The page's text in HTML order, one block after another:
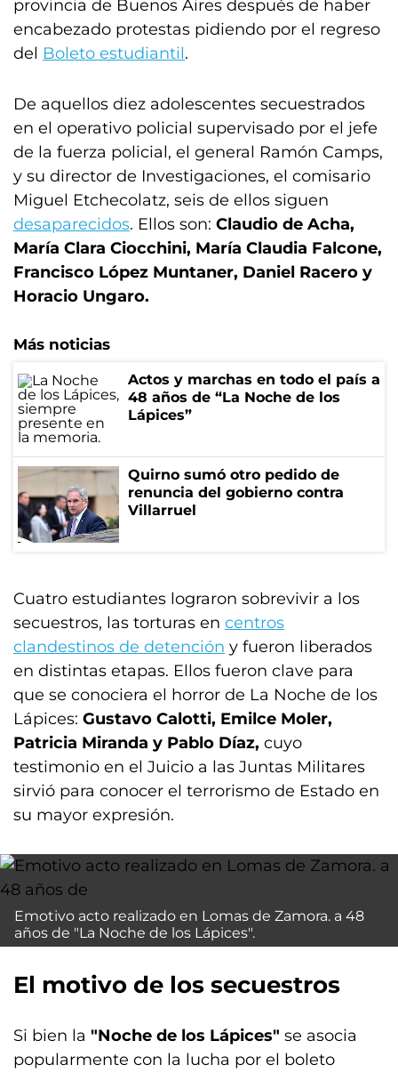
provincia de Buenos Aires después de haber
encabezado protestas pidiendo por el regreso
del Boleto estudiantil.
De aquellos diez adolescentes secuestrados
en el operativo policial supervisado por el jefe
de la fuerza policial, el general Ramón Camps,
y su director de Investigaciones, el comisario
Miguel Etchecolatz, seis de ellos siguen
desaparecidos. Ellos son: Claudio de Acha,
María Clara Ciocchini, María Claudia Falcone,
Francisco López Muntaner, Daniel Racero y
Horacio Ungaro.
Más noticias
Actos y marchas en todo el país a
48 años de “La Noche de los
Lápices”
Quirno sumó otro pedido de
renuncia del gobierno contra
Villarruel
Cuatro estudiantes lograron sobrevivir a los
secuestros, las torturas en centros
clandestinos de detención y fueron liberados
en distintas etapas. Ellos fueron clave para
que se conociera el horror de La Noche de los
Lápices: Gustavo Calotti, Emilce Moler,
Patricia Miranda y Pablo Díaz, cuyo
testimonio en el Juicio a las Juntas Militares
sirvió para conocer el terrorismo de Estado en
su mayor expresión.
Emotivo acto realizado en Lomas de Zamora. a 48
años de "La Noche de los Lápices".
El motivo de los secuestros
Si bien la "Noche de los Lápices" se asocia
popularmente con la lucha por el boleto